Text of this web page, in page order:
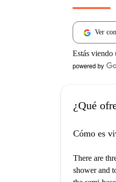
Ver
Estás viendo
¿Qué
Cómo es
There are
shower and